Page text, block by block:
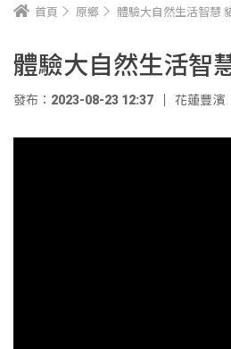
首頁 原鄉 體驗大自然生活智慧
體驗大自然生活智
發布：2023-08-23 12:37 花蓮豐濱